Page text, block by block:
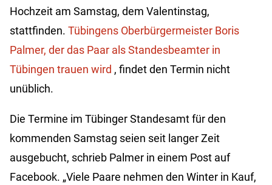
Hochzeit am Samstag, dem Valentinstag,
stattfinden. Tübingens Oberbürgermeister Boris
Palmer, der das Paar als Standesbeamter in
Tübingen trauen wird , findet den Termin nicht
unüblich.
Die Termine im Tübinger Standesamt für den
kommenden Samstag seien seit langer Zeit
ausgebucht, schrieb Palmer in einem Post auf
Facebook. „Viele Paare nehmen den Winter in Kauf,